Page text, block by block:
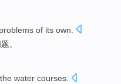
problems of its own
。
the water courses.